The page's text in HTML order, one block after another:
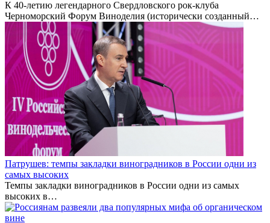
К 40-летию легендарного Свердловского рок-клуба
Черноморский Форум Виноделия (исторически созданный…
Патрушев: темпы закладки виноградников в России одни из
самых высоких
Темпы закладки виноградников в России одни из самых
высоких в…